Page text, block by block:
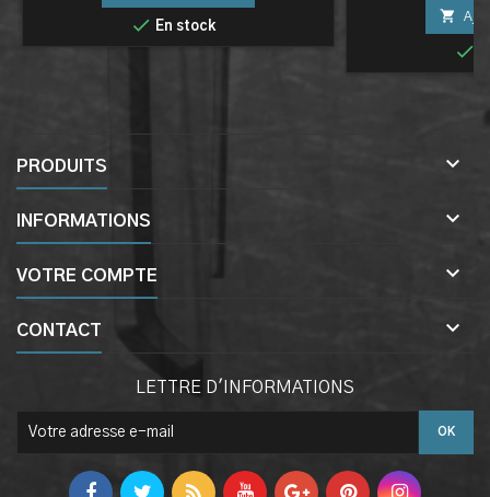
 En stock


PRODUITS 
INFORMATIONS 
VOTRE COMPTE 
CONTACT 
LETTRE D'INFORMATIONS